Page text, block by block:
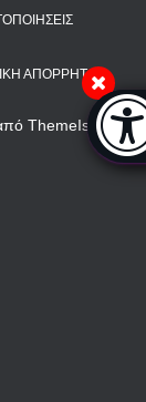
ΑΠΟΡΡΉΤΟΥ
ThemeIsle